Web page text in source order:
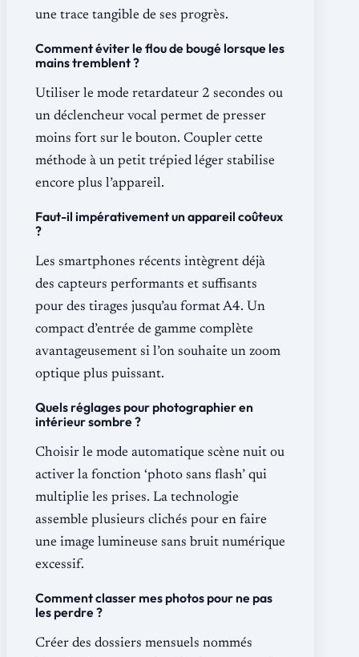
une trace tangible de ses progrès.
Comment éviter le flou de bougé lorsque les
mains tremblent ?
Utiliser le mode retardateur 2 secondes ou
un déclencheur vocal permet de presser
moins fort sur le bouton. Coupler cette
méthode à un petit trépied léger stabilise
encore plus l’appareil.
Faut-il impérativement un appareil coûteux
?
Les smartphones récents intègrent déjà
des capteurs performants et suffisants
pour des tirages jusqu’au format A4. Un
compact d’entrée de gamme complète
avantageusement si l’on souhaite un zoom
optique plus puissant.
Quels réglages pour photographier en
intérieur sombre ?
Choisir le mode automatique scène nuit ou
activer la fonction ‘photo sans flash’ qui
multiplie les prises. La technologie
assemble plusieurs clichés pour en faire
une image lumineuse sans bruit numérique
excessif.
Comment classer mes photos pour ne pas
les perdre ?
Créer des dossiers mensuels nommés